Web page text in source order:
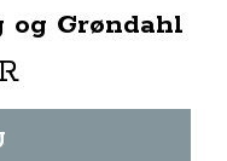
og Grøndahl